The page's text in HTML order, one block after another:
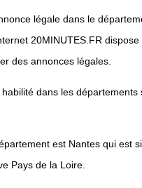
légale dans le
20MINUTES.FR dispose
des annonces légales.
dans les départements
est Nantes qui est
Pays de la Loire.